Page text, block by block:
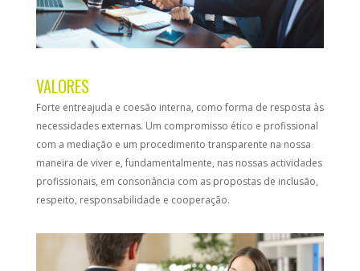
VALORES
Forte entreajuda e coesão interna, como forma de resposta às
necessidades externas. Um compromisso ético e profissional
com a mediação e um procedimento transparente na nossa
maneira de viver e, fundamentalmente, nas nossas actividades
profissionais, em consonância com as propostas de inclusão,
respeito, responsabilidade e cooperação.